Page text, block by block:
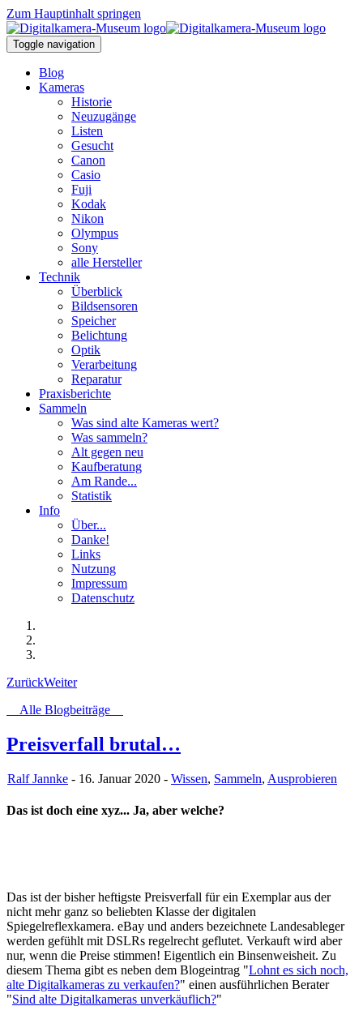
Zum Hauptinhalt springen
Toggle navigation
Blog
Kameras
Historie
Neuzugänge
Listen
Gesucht
Canon
Casio
Fuji
Kodak
Nikon
Olympus
Sony
alle Hersteller
Technik
Überblick
Bildsensoren
Speicher
Belichtung
Optik
Verarbeitung
Reparatur
Praxisberichte
Sammeln
Was sind alte Kameras wert?
Was sammeln?
Alt gegen neu
Kaufberatung
Am Rande...
Statistik
Info
Über...
Danke!
Links
Nutzung
Impressum
Datenschutz
ZurückWeiter
Alle Blogbeiträge
Preisverfall brutal…
Ralf Jannke - 16. Januar 2020 - Wissen, Sammeln, Ausprobieren
Das ist doch eine xyz... Ja, aber welche?
Das ist der bisher heftigste Preisverfall für ein Exemplar aus der
nicht mehr ganz so beliebten Klasse der digitalen
Spiegelreflexkamera. eBay und anders bezeichnete Landesableger
werden gefühlt mit DSLRs regelrecht geflutet. Verkauft wird aber
nur, wenn die Preise stimmen! Eigentlich ein Binsenweisheit. Zu
diesem Thema gibt es neben dem Blogeintrag "Lohnt es sich noch,
alte Digitalkameras zu verkaufen?" einen ausführlichen Berater
"Sind alte Digitalkameras unverkäuflich?"